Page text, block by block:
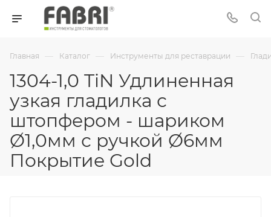
Главная — Каталог — Инструменты для реставрации —
1304-1,0 TiN Удлиненная
узкая гладилка с
штопфером - шариком
Ø1,0мм с ручкой Ø6мм
Покрытие Gold